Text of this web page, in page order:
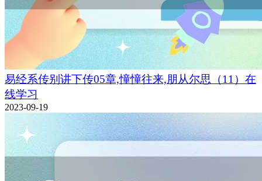
易经系传别讲下传05章,憧憧往来,朋从尔思（11）在
线学习
2023-09-19